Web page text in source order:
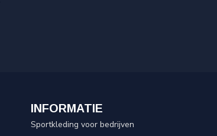
INFORMATIE
Sportkleding voor bedrijven